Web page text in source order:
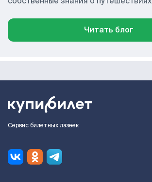
Читать блог
Сервис билетных лазеек